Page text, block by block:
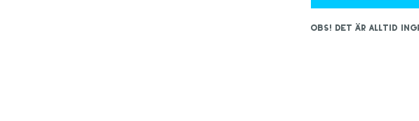
OBS! Det är alltid